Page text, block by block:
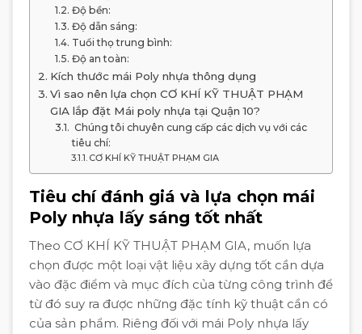
Độ bền:
Độ dẫn sáng:
Tuổi thọ trung bình:
Độ an toàn:
Kích thước mái Poly nhựa thông dụng
Vì sao nên lựa chọn CƠ KHÍ KỸ THUẬT PHẠM
GIA lắp đặt Mái poly nhựa tại Quận 10?
Chúng tôi chuyên cung cấp các dịch vụ với các
tiêu chí:
CƠ KHÍ KỸ THUẬT PHẠM GIA
Tiêu chí đánh giá và lựa chọn mái
Poly nhựa lấy sáng tốt nhất
Theo CƠ KHÍ KỸ THUẬT PHẠM GIA, muốn lựa
chọn được một loại vật liệu xây dựng tốt cần dựa
vào đặc điểm và mục đích của từng công trình để
từ đó suy ra được những đặc tính kỹ thuật cần có
của sản phẩm. Riêng đối với mái Poly nhựa lấy